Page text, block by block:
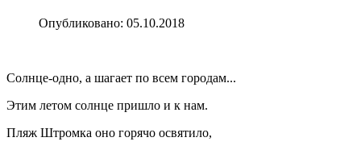
Опубликовано: 05.10.2018
Солнце-одно, а шагает по всем городам...
Этим летом солнце пришло и к нам.
Пляж Штромка оно горячо освятило,